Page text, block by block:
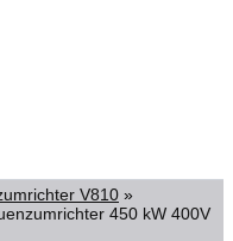
V810 »
450 kW 400V